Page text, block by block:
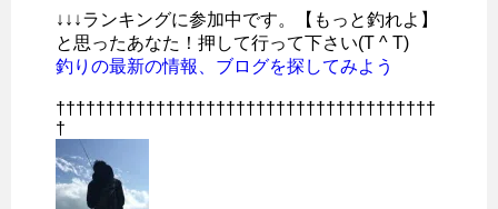
↓↓↓ランキングに参加中です。【もっと釣れよ】
と思ったあなた！押して行って下さい(T ^ T)
釣りの最新の情報、ブログを探してみよう
††††††††††††††††††††††††††††††††††††††
†